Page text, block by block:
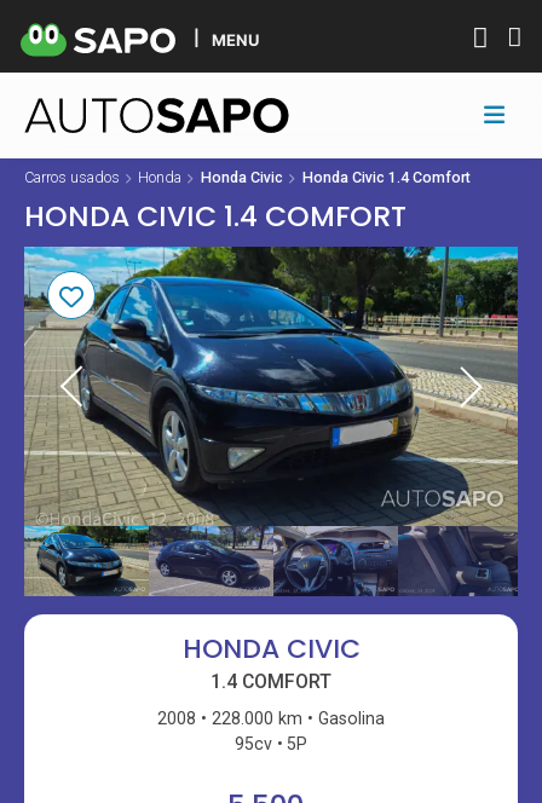
MENU
Carros usados Honda Honda Civic Honda Civic 1.4 Comfort
HONDA CIVIC 1.4 COMFORT
HONDA CIVIC
1.4 COMFORT
2008 228.000 km
Gasolina
95cv
5P